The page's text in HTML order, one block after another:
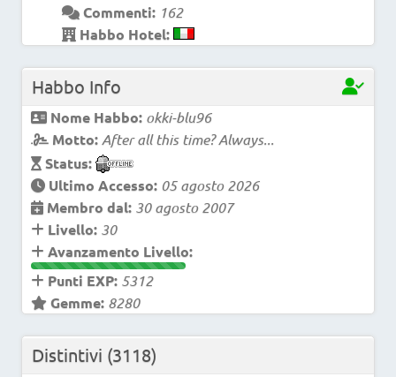
Commenti: 162
Habbo Hotel:
Habbo Info
Nome Habbo: okki-blu96
Motto: After all this time? Always...
Status:
Ultimo Accesso: 05 agosto 2026
Membro dal: 30 agosto 2007
Livello: 30
Avanzamento Livello:
Punti EXP: 5312
Gemme: 8280
Distintivi (3118)